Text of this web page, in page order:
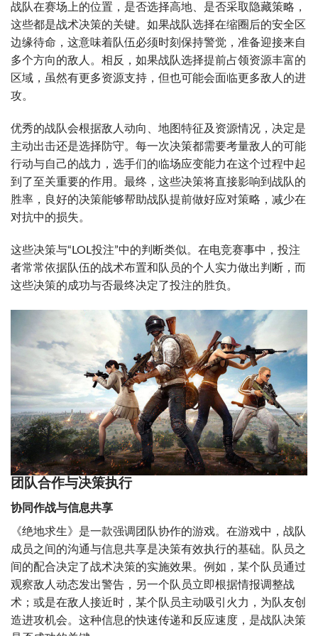
战队在赛场上的位置，是否选择高地、是否采取隐藏策略，
这些都是战术决策的关键。如果战队选择在缩圈后的安全区
边缘待命，这意味着队伍必须时刻保持警觉，准备迎接来自
多个方向的敌人。相反，如果战队选择提前占领资源丰富的
区域，虽然有更多资源支持，但也可能会面临更多敌人的进
攻。
优秀的战队会根据敌人动向、地图特征及资源情况，决定是
主动出击还是选择防守。每一次决策都需要考量敌人的可能
行动与自己的战力，选手们的临场应变能力在这个过程中起
到了至关重要的作用。最终，这些决策将直接影响到战队的
胜率，良好的决策能够帮助战队提前做好应对策略，减少在
对抗中的损失。
这些决策与“LOL投注”中的判断类似。在电竞赛事中，投注
者常常依据队伍的战术布置和队员的个人实力做出判断，而
这些决策的成功与否最终决定了投注的胜负。
团队合作与决策执行
协同作战与信息共享
《绝地求生》是一款强调团队协作的游戏。在游戏中，战队
成员之间的沟通与信息共享是决策有效执行的基础。队员之
间的配合决定了战术决策的实施效果。例如，某个队员通过
观察敌人动态发出警告，另一个队员立即根据情报调整战
术；或是在敌人接近时，某个队员主动吸引火力，为队友创
造进攻机会。这种信息的快速传递和反应速度，是战队决策